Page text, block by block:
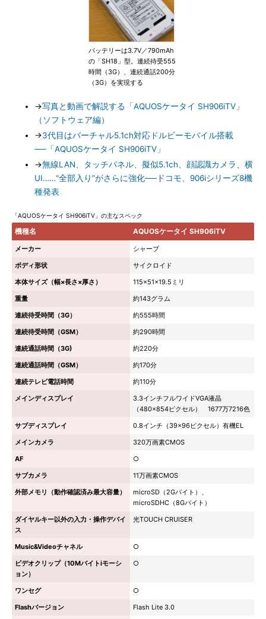
バッテリーは3.7V／790mAh
の「SH18」型。連続待受555
時間（3G）、連続通話200分
（3G）を実現する
→写真と動画で解説する「AQUOSケータイ SH906iTV」
（ソフトウェア編）
→3代目はバーチャル5.1ch対応ドルビーモバイル搭載
──「AQUOSケータイ SH906iTV」
→無線LAN、タッチパネル、擬似5.1ch、顔認識カメラ、横
UI……“全部入り”がさらに強化──ドコモ、906iシリーズ8機
種発表
「AQUOSケータイ SH906iTV」の主なスペック
機種名 AQUOSケータイ SH906iTV
メーカー
シャープ
ボディ形状
サイクロイド
本体サイズ（幅×長さ×厚さ）
115×51×19.5ミリ
重量
約143グラム
連続待受時間（3G）
約555時間
連続待受時間（GSM）
約290時間
連続通話時間（3G)
約220分
連続通話時間（GSM）
約170分
連続テレビ電話時間
約110分
メインディスプレイ
3.3インチフルワイドVGA液晶
（480×854ピクセル） 1677万7216色
サブディスプレイ
0.8インチ（39×96ピクセル）有機EL
メインカメラ
320万画素CMOS
AF
○
サブカメラ
11万画素CMOS
外部メモリ（動作確認済み最大容量）
microSD（2Gバイト）、
microSDHC（8Gバイト）
ダイヤルキー以外の入力・操作デバイ
ス
光TOUCH CRUISER
Music&Videoチャネル
○
ビデオクリップ（10Mバイトiモーシ
ョン）
○
ワンセグ
○
Flashバージョン
Flash Lite 3.0